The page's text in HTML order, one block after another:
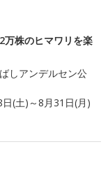
万株のヒマワリを楽
しアンデルセン公
(土)～8月31日(月)